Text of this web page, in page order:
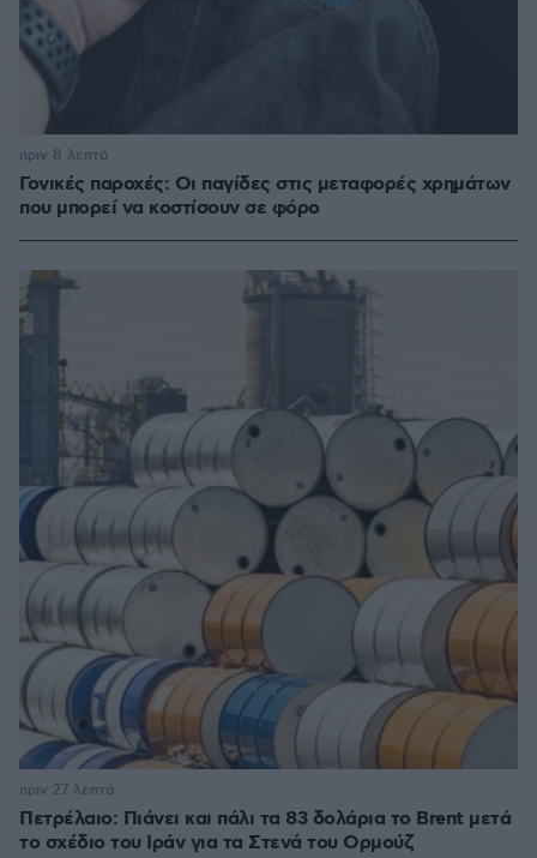
Γονικές παροχές: Οι παγίδες στις μεταφορές χρημάτων
που μπορεί να κοστίσουν σε φόρο
πριν 8 λεπτά
Πετρέλαιο: Πιάνει και πάλι τα 83 δολάρια το Brent μετά
το σχέδιο του Ιράν για τα Στενά του Ορμούζ
πριν 27 λεπτά